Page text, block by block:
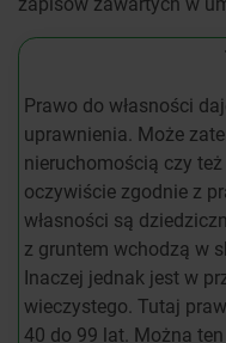
Prawo do własności
uprawnienia. Może
nieruchomością czy
oczywiście zgodnie z
własności są
z gruntem wchodzą w
Inaczej jednak jest w
wieczystego. Tutaj
40 do 99 lat. Można